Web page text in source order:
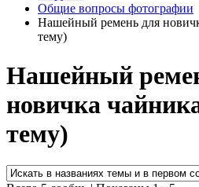
Общие вопросы фотографии
Нашейный ремень для
тему)
Нашейный
новичка
тему)